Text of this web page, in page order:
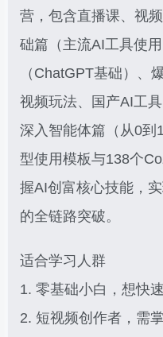
营，包含直播课、视
础篇（主流AI工具使
（ChatGPT基础）、
视频玩法、国产AI工
深入智能体篇（从0到
型使用模板与138个
握AI创富核心技能，
的全链路突破。
适合学习人群
1. 零基础小白，想快
2. 短视频创作者，需